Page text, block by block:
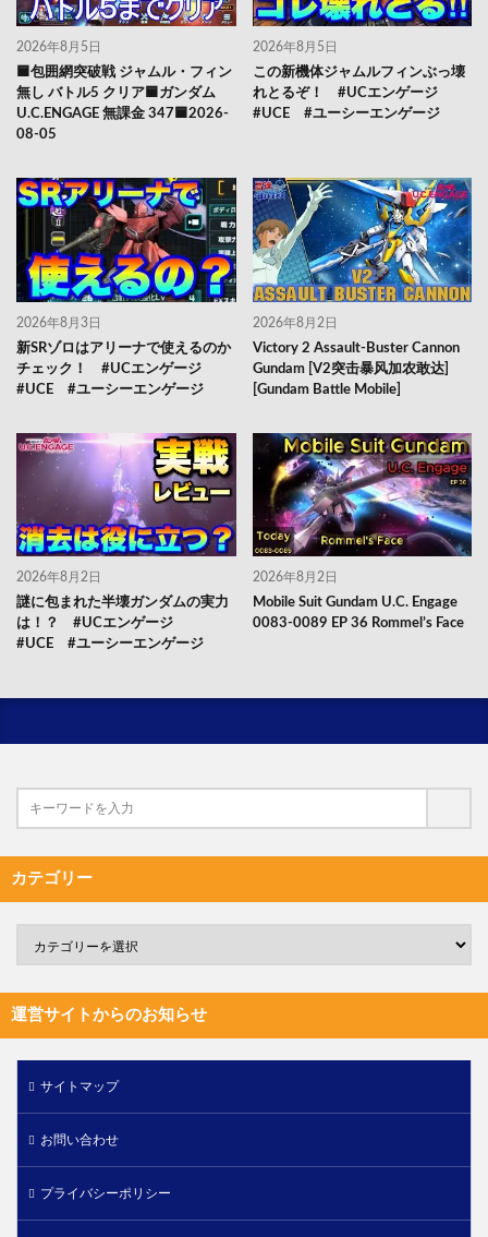
2026年8月5日
🟦包囲網突破戦 ジャムル・フィン
無し バトル5 クリア🟦ガンダム
U.C.ENGAGE 無課金 347🟦2026-
08-05
2026年8月5日
この新機体ジャムルフィンぶっ壊
れとるぞ！ #UCエンゲージ
#UCE #ユーシーエンゲージ
2026年8月3日
新SRゾロはアリーナで使えるのか
チェック！ #UCエンゲージ
#UCE #ユーシーエンゲージ
2026年8月2日
Victory 2 Assault-Buster Cannon
Gundam [V2突击暴风加农敢达]
[Gundam Battle Mobile]
2026年8月2日
謎に包まれた半壊ガンダムの実力
は！？ #UCエンゲージ
#UCE #ユーシーエンゲージ
2026年8月2日
Mobile Suit Gundam U.C. Engage
0083-0089 EP 36 Rommel’s Face
カテゴリー
運営サイトからのお知らせ
サイトマップ
お問い合わせ
プライバシーポリシー